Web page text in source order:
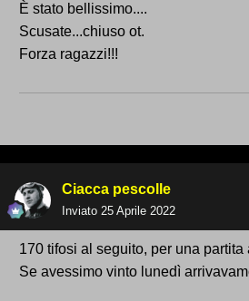
È stato bellissimo....
Scusate...chiuso ot.
Forza ragazzi!!!
Ciacca pescolle
Inviato 25 Aprile 2022
170 tifosi al seguito, per una
Se avessimo vinto lunedì